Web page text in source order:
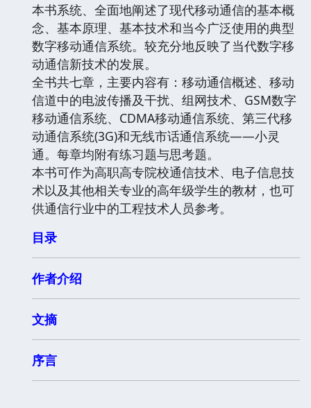
本书系统、全面地阐述了现代移动通信的基本概
念、基本原理、基本技术和当今广泛使用的典型
数字移动通信系统。较充分地反映了当代数字移
动通信新技术的发展。
全书共七章，主要内容有：移动通信概述、移动
信道中的电波传播及干扰、组网技术、GSM数字
移动通信系统、CDMA移动通信系统、第三代移
动通信系统(3G)和无线市话通信系统——小灵
通。每章均附有练习题与思考题。
本书可作为高职高专院校通信技术、电子信息技
术以及其他相关专业的高年级学生的教材，也可
供通信行业中的工程技术人员参考。
目录
作者介绍
文摘
序言